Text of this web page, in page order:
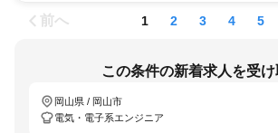
前へ 1 2 3 4 5
この条件の新着求人を受け
岡山県 / 岡山市
電気・電子系エンジニア